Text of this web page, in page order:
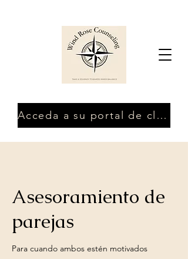
Acceda a su portal de clientes
Asesoramiento de
parejas
Para cuando ambos estén motivados